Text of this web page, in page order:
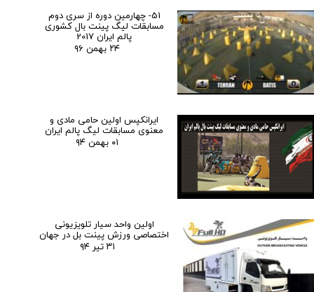
51- چهارمین دوره از سری دوم
مسابقات لیگ پینت بال کشوری
پالم ایران 2017
۲۴ بهمن ۹۶
ایرانکپس اولین حامی مادی و
معنوی مسابقات لیگ پالم ایران
۰۱ بهمن ۹۴
اولین واحد سیار تلویزیونی
اختصاصی ورزش پینت بل در جهان
۳۱ تیر ۹۴